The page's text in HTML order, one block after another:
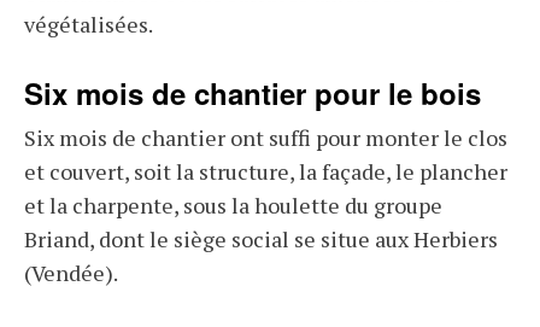
végétalisées.
Six mois de chantier pour le bois
Six mois de chantier ont suffi pour monter le clos
et couvert, soit la structure, la façade, le plancher
et la charpente, sous la houlette du groupe
Briand, dont le siège social se situe aux Herbiers
(Vendée).